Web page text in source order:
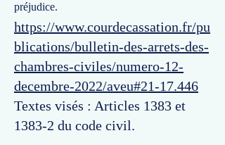
préjudice.
https://www.courdecassation.fr/pu
blications/bulletin-des-arrets-des-
chambres-civiles/numero-12-
decembre-2022/aveu#21-17.446
Textes visés : Articles 1383 et
1383-2 du code civil.